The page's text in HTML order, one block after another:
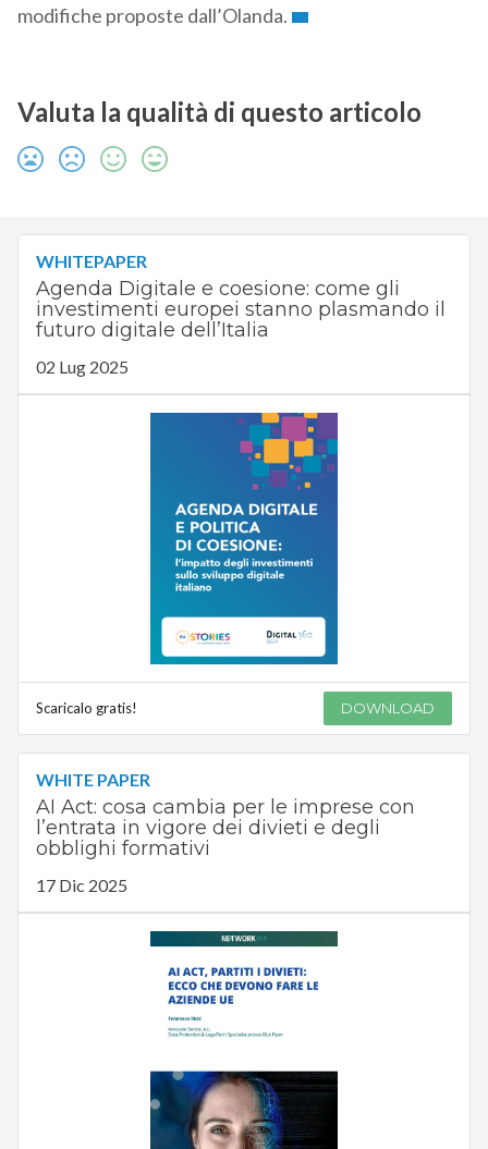
modifiche proposte dall’Olanda.
Valuta la qualità di questo articolo
WHITEPAPER
Agenda Digitale e coesione: come gli
investimenti europei stanno plasmando il
futuro digitale dell’Italia
02 Lug 2025
Scaricalo gratis! DOWNLOAD
WHITE PAPER
AI Act: cosa cambia per le imprese con
l’entrata in vigore dei divieti e degli
obblighi formativi
17 Dic 2025